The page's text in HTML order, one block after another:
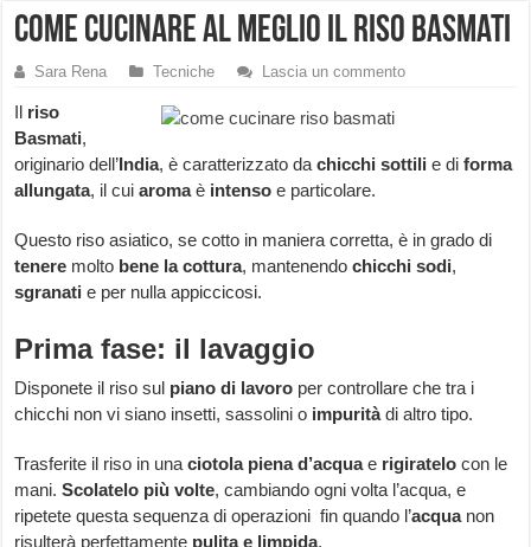
Come cucinare al meglio il riso Basmati
Sara Rena Tecniche Lascia un commento
Il riso
Basmati,
originario dell’India, è caratterizzato dachicchi sottili e diforma
allungata, il cuiaromaè intenso e particolare.
Questo riso asiatico, se cotto in maniera corretta, è in grado di
tenere molto bene la cottura, mantenendochicchi sodi,
sgranati e per nulla appiccicosi.
Prima fase: il lavaggio
Disponete il riso sul piano di lavoro per controllare che tra i
chicchi non vi siano insetti, sassolini o impuritàdi altro tipo.
Trasferite il riso in unaciotola piena d’acquae rigiratelo con le
mani.Scolatelo più volte, cambiando ogni volta l’acqua, e
ripetete questa sequenza di operazioni fin quando l’acquanon
risulterà perfettamente pulita e limpida.